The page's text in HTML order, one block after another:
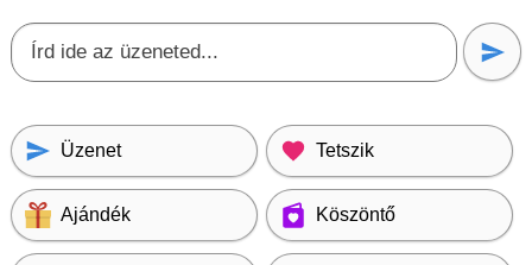
Üzenet Tetszik
Ajándék Köszöntő